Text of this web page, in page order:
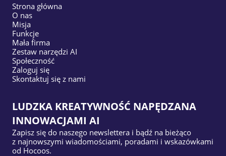
Strona główna
O nas
Misja
Funkcje
Mała firma
Zestaw narzędzi AI
Społeczność
Zaloguj się
Skontaktuj się z nami
LUDZKA KREATYWNOŚĆ NAPĘDZANA
INNOWACJAMI AI
Zapisz się do naszego newslettera i bądź na bieżąco
z najnowszymi wiadomościami, poradami i wskazówkami
od Hocoos.